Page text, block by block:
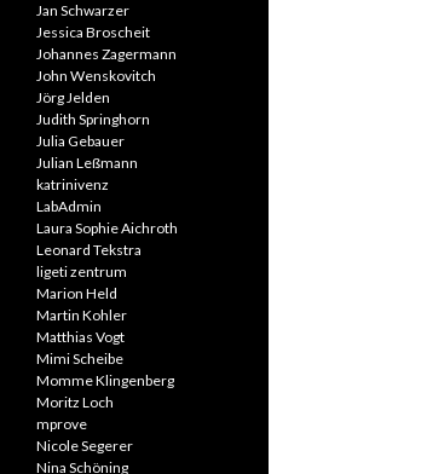
Jan Schwarzer
Jessica Broscheit
Johannes Zagermann
John Wenskovitch
Jörg Jelden
Judith Springhorn
Julia Gebauer
Julian Leßmann
katrinivenz
LabAdmin
Laura Sophie Aichroth
Leonard Tekstra
ligeti zentrum
Marion Held
Martin Kohler
Matthias Vogt
Mimi Scheibe
Momme Klingenberg
Moritz Loch
mprove
Nicole Segerer
Nina Schöning